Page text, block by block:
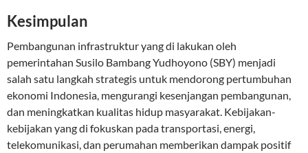
Kesimpulan
Pembangunan infrastruktur yang di lakukan oleh
pemerintahan Susilo Bambang Yudhoyono (SBY) menjadi
salah satu langkah strategis untuk mendorong pertumbuhan
ekonomi Indonesia, mengurangi kesenjangan pembangunan,
dan meningkatkan kualitas hidup masyarakat. Kebijakan-
kebijakan yang di fokuskan pada transportasi, energi,
telekomunikasi, dan perumahan memberikan dampak positif